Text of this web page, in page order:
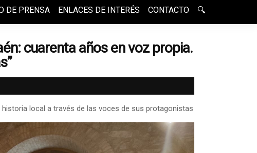
DE PRENSA ENLACES DE INTERÉS CONTACTO 🔍
cuarenta años en voz propia.
local a través de las voces de sus protagonistas